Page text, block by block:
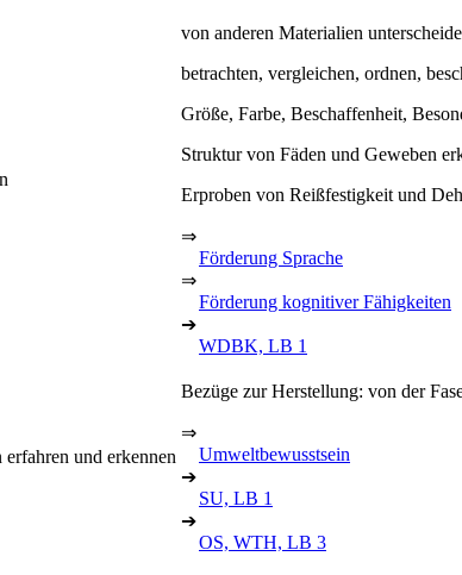
von anderen Materialien
betrachten, vergleichen, ordnen,
Größe, Farbe, Beschaffenheit,
Struktur von Fäden und Geweben
Erproben von Reißfestigkeit und
⇒
Förderung Sprache
⇒
Förderung kognitiver Fähigkeiten
➔
WDBK, LB 1
und erkennen
Bezüge zur Herstellung: von der
⇒
Umweltbewusstsein
➔
SU, LB 1
➔
OS, WTH, LB 3